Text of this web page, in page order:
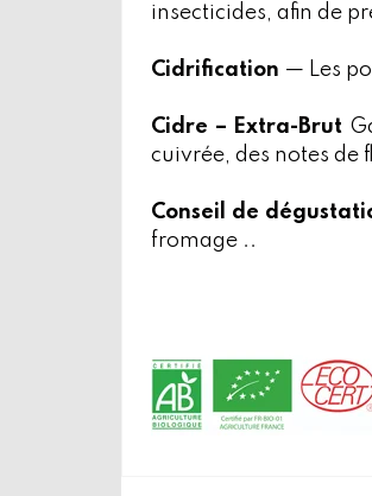
insecticides, afin de
Cidrification — Les
Cidre – Extra-Brut
cuivrée, des notes de
Conseil de
fromage ..